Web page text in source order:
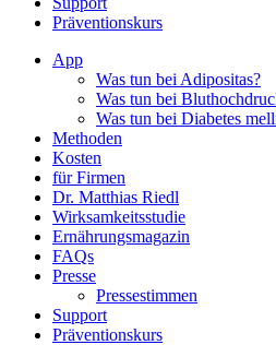
Präventionskurs
App
Was tun bei Adipositas?
Was tun bei
Was tun bei Diabetes
Methoden
Kosten
für Firmen
Dr. Matthias Riedl
Wirksamkeitsstudie
Ernährungsmagazin
FAQs
Presse
Pressestimmen
Support
Präventionskurs